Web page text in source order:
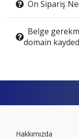
Ön Sipariş
Belge
domain
Hakkımızda